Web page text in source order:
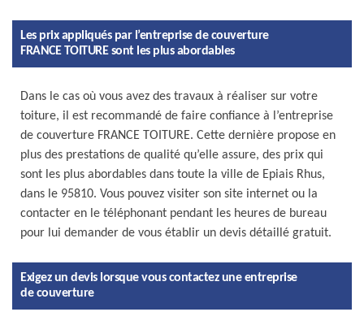
Les prix appliqués par l’entreprise de couverture
FRANCE TOITURE sont les plus abordables
Dans le cas où vous avez des travaux à réaliser sur votre
toiture, il est recommandé de faire confiance à l’entreprise
de couverture FRANCE TOITURE. Cette dernière propose en
plus des prestations de qualité qu’elle assure, des prix qui
sont les plus abordables dans toute la ville de Epiais Rhus,
dans le 95810. Vous pouvez visiter son site internet ou la
contacter en le téléphonant pendant les heures de bureau
pour lui demander de vous établir un devis détaillé gratuit.
Exigez un devis lorsque vous contactez une entreprise
de couverture